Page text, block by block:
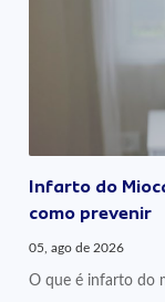
Infarto do
como prevenir
05, ago de 2026
O que é infarto do